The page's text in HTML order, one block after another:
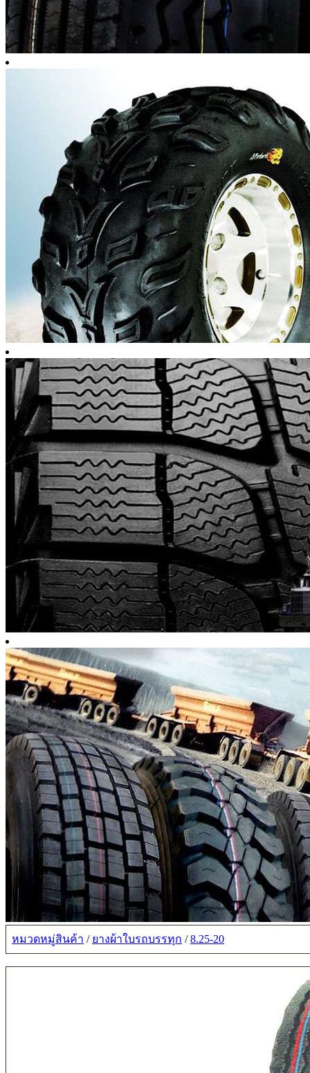
หมวดหมู่สินค้า / ยางผ้าใบรถบรรทุก /8.25-20